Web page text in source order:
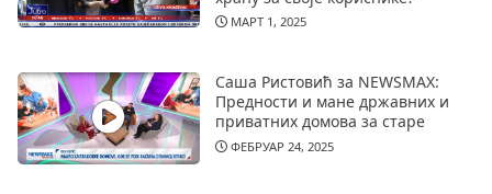
МАРТ 1, 2025
Саша Ристовић за NEWSMAX:
Предности и мане државних и
приватних домова за старе
ФЕБРУАР 24, 2025